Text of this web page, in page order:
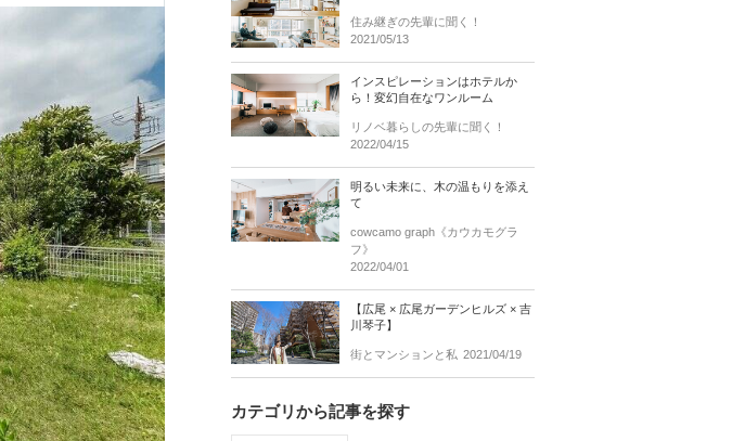
住み継ぎの先輩に聞く！
2021/05/13
インスピレーションはホテルか
ら！変幻自在なワンルーム
リノベ暮らしの先輩に聞く！
2022/04/15
明るい未来に、木の温もりを添え
て
cowcamo graph《カウカモグラ
フ》
2022/04/01
【広尾 × 広尾ガーデンヒルズ × 吉
川琴子】
街とマンションと私 2021/04/19
カテゴリから記事を探す